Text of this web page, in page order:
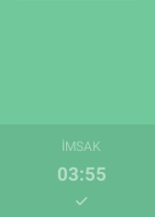
İMSAK
03:55